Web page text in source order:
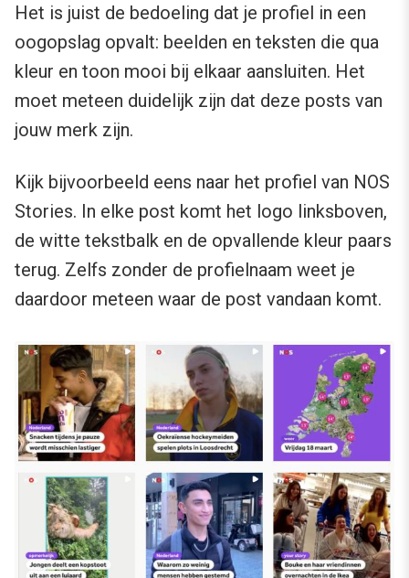
Het is juist de bedoeling dat je profiel in een
oogopslag opvalt: beelden en teksten die qua
kleur en toon mooi bij elkaar aansluiten. Het
moet meteen duidelijk zijn dat deze posts van
jouw merk zijn.
Kijk bijvoorbeeld eens naar het profiel van NOS
Stories. In elke post komt het logo linksboven,
de witte tekstbalk en de opvallende kleur paars
terug. Zelfs zonder de profielnaam weet je
daardoor meteen waar de post vandaan komt.